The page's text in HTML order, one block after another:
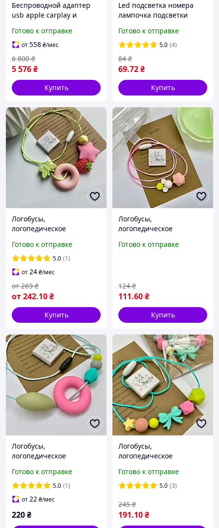
Беспроводной адаптер
usb apple carplay и
приставка в машину авто
4/64Gb
Готово к отправке
от558₴/мес
5 576₴
6 800 ₴
Купить
Led подсветка номера
лампочка подсветки
подсветка универсальная
12 в 24 V для грузовиков и
прицепов белая
Готово к отправке
5.0 (4)
69.72₴
84 ₴
Купить
Логобусы,
логопедическое
Готово к отправке
5.0 (1)
от24₴/мес
от242.10₴
от 269 ₴
Купить
Логобусы,
логопедическое
Готово к отправке
111.60₴
124 ₴
Купить
Логобусы,
логопедическое
Готово к отправке
5.0 (1)
от22₴/мес
220₴
Логобусы,
логопедическое
Готово к отправке
5.0 (3)
191.10₴
245 ₴